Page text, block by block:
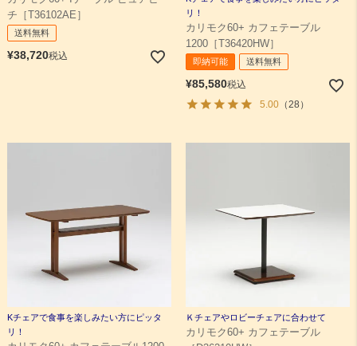
チ［T36102AE］
送料無料
¥38,720税込
リ！
カリモク60+ カフェテーブル
1200［T36420HW］
即納可能 送料無料
¥85,580税込
5.00（28）
Kチェアで食事を楽しみたい方にピッタ
リ！
Ｋチェアやロビーチェアに合わせて
カリモク60+ カフェテーブル